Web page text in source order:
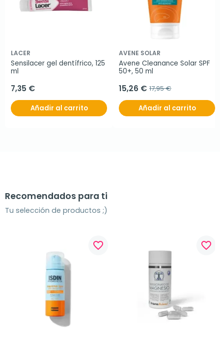
LACER
Sensilacer gel dentífrico, 125
ml
7,35 €
Añadir al carrito
AVENE SOLAR
Avene Cleanance Solar SPF
50+, 50 ml
15,26 € 17,95 €
Añadir al carrito
Recomendados para ti
Tu selección de productos ;)
favorite_border favorite_border